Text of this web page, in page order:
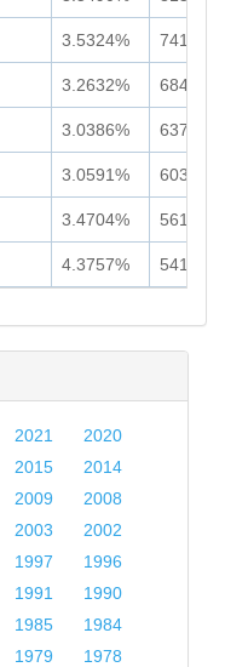
3.5324%
3.2632%
3.0386%
3.0591%
3.4704%
4.3757%
2021
2020
2015
2014
2009
2008
2003
2002
1997
1996
1991
1990
1985
1984
1979
1978